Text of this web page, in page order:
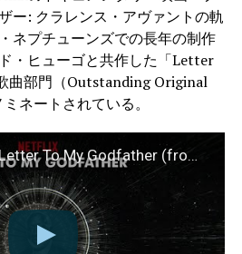
ー: クラレンス・アヴァントの軌
ネプチューンズでの長年の制作
・ヒューゴと共作した「Letter
曲部門（Outstanding Original
ネートされている。
Pharrell Williams – Letter To My Godfather (from The Black Godfather – Audio)